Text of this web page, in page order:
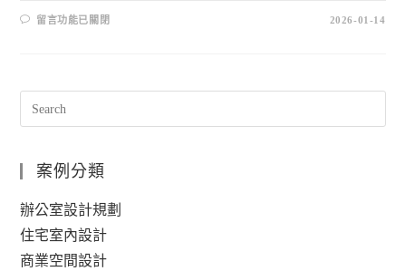
留言功能已關閉 2026-01-14
案例分類
辦公室設計規劃
住宅室內設計
商業空間設計